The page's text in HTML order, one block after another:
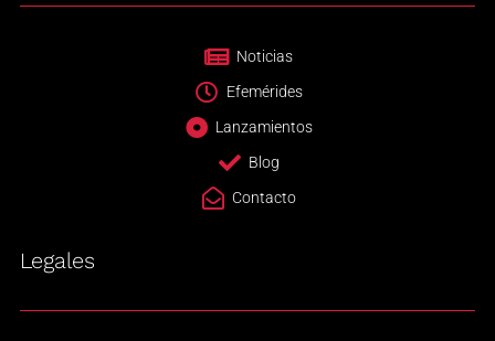
Noticias
Efemérides
Lanzamientos
Blog
Contacto
Legales